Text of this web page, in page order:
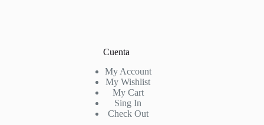
Cuenta
My Account
My Wishlist
My Cart
Sing In
Check Out